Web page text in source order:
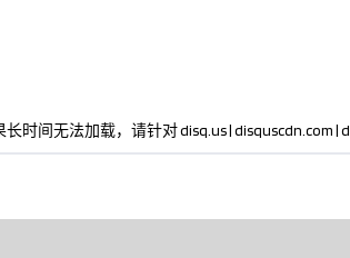
时间无法加载，请针对 disq.us | disquscdn.com |